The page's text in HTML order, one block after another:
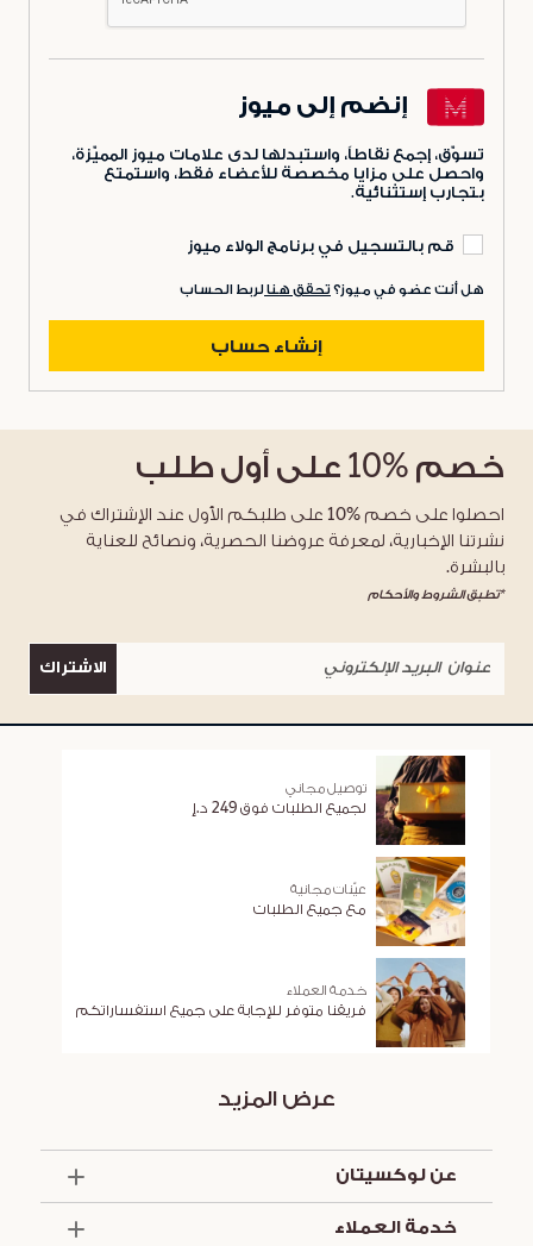
إنضم إلى ميوز
تسوّق، إجمع نقاطاً، واستبدلها لدى علامات ميوز المميّزة،
واحصل على مزايا مخصصة للأعضاء فقط، واستمتع
بتجارب إستثنائية.
قم بالتسجيل في برنامج الولاء ميوز
هل أنت عضو في ميوز؟ تحقق هنا لربط الحساب
إنشاء حساب
خصم %10 على أول طلب
احصلوا على خصم %10 على طلبكم الأول عند الإشتراك في
نشرتنا الإخبارية، لمعرفة عروضنا الحصرية، ونصائح للعناية
بالبشرة.
*تطبق الشروط والأحكام
الاشتراك
توصيل مجاني
لجميع الطلبات فوق 249 د.إ
عيّنات مجانية
مع جميع الطلبات
خدمة العملاء
فريقنا متوفر للإجابة على جميع استفساراتكم
عرض المزيد
عن لوكسيتان
خدمة العملاء